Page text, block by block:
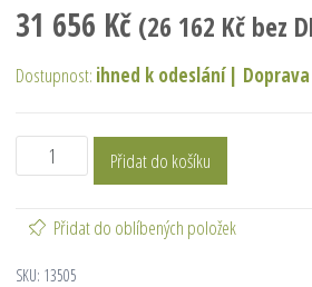
31 656 Kč (26 162 Kčbez
Dostupnost: ihned k odeslání |
Přidat do košíku
Přidat do oblíbených položek
SKU: 13505